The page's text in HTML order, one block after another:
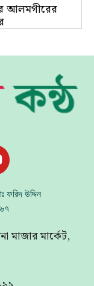
আলমগীরের
ফরিদ উদ্দিন
মাজার মার্কেট,